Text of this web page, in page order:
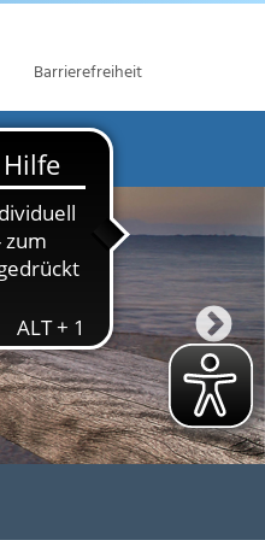
Barrierefreiheit